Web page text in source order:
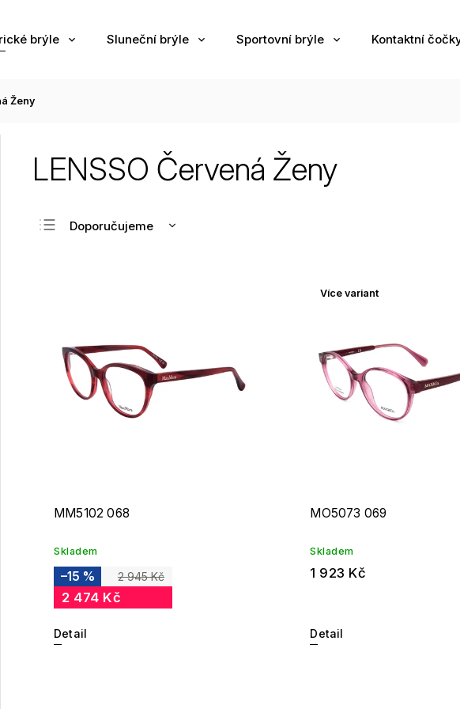
brýle Sluneční brýle Sportovní brýle Kontaktní
Ženy
LENSSO Červená Ženy
Doporučujeme
MM5102 068
Skladem
2 945 Kč
–15 %
2 474 Kč
Detail
Více variant
MO5073 069
Skladem
1 923 Kč
Detail